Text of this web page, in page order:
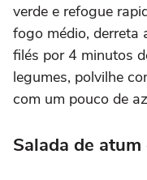
verde e refogue
fogo médio, derreta
filés por 4 minutos
legumes, polvilhe
com um pouco de
Salada de